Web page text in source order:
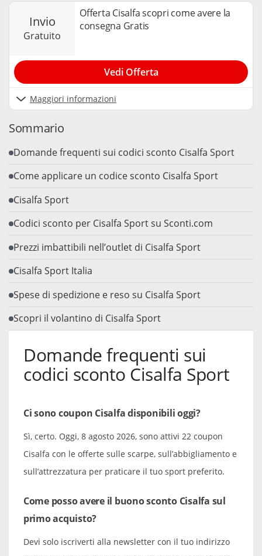
invio
gratuito
Offerta Cisalfa scopri come avere la
consegna Gratis
Maggiori informazioni
Vedi Offerta
Sommario
Domande frequenti sui codici sconto Cisalfa Sport
Come applicare un codice sconto Cisalfa Sport
Cisalfa Sport
Codici sconto per Cisalfa Sport su Sconti.com
Prezzi imbattibili nell’outlet di Cisalfa Sport
Cisalfa Sport Italia
Spese di spedizione e reso su Cisalfa Sport
Scopri il volantino di Cisalfa Sport
Domande frequenti sui
codici sconto Cisalfa Sport
Ci sono coupon Cisalfa disponibili oggi?
Sì, certo. Oggi, 8 agosto 2026, sono attivi 22 coupon
Cisalfa con le offerte sulle scarpe, sull’abbigliamento e
sull’attrezzatura per praticare il tuo sport preferito.
Come posso avere il buono sconto Cisalfa sul
primo acquisto?
Devi solo iscriverti alla newsletter con il tuo indirizzo